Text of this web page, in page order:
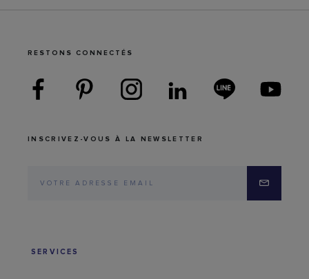
RESTONS CONNECTÉS
INSCRIVEZ-VOUS À LA NEWSLETTER
SERVICES